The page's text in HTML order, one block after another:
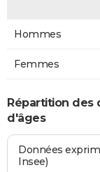
Hommes
Femmes
Répartition des
d'âges
Données
Insee)